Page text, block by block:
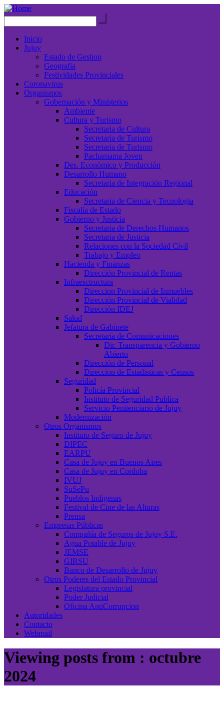
Inicio
Jujuy
Estado de Gestion
Geografia
Festividades Provinciales
Coronavirus
Organismos
Gobernación y Ministerios
Ambiente
Cultura y Turismo
Secretaria de Cultura
Secretaria de Turismo
Secretaria de Turismo
Pachamama Joven
Des. Económico y Producción
Desarrollo Humano
Secretaria de Integración Regional
Educación
Secretaria de Ciencia y Tecnologia
Fiscalía de Estado
Gobierno y Justicia
Secretaria de Derechos Humanos
Secretaria de Justicia
Relaciones con la Sociedad Civil
Trabajo y Empleo
Hacienda y Finanzas
Dirección Provincial de Rentas
Infraesctructura
Direccion Provincial de Inmuebles
Dirección Provincial de Vialidad
Dirección IDEJ
Salud
Jefatura de Gabinete
Secretaria de Comunicaciones
Dir. Transparencia y Gobierno
Abierto
Dirección de Personal
Direccion de Estadisticas y Censos
Seguridad
Policía Provincial
Instituto de Seguridad Publica
Servicio Penitenciario de Jujuy
Modernización
Otros Organismos
Instituto de Seguro de Jujuy
DIPEC
EARPU
Casa de Jujuy en Buenos Aires
Casa de Jujuy en Cordoba
IVUJ
SuSePu
Pueblos Indigenas
Festival de Cine de las Alturas
Prensa
Empresas Públicas
Compañía de Seguros de Jujuy S.E.
Agua Potable de Jujuy
JEMSE
GIRSU
Banco de Desarrollo de Jujuy
Otros Poderes del Estado Provincial
Legislatura provincial
Poder Judicial
Oficina AntiCorrupcion
Autoridades
Contacto
Webmail
Viewing posts from : octubre
2024